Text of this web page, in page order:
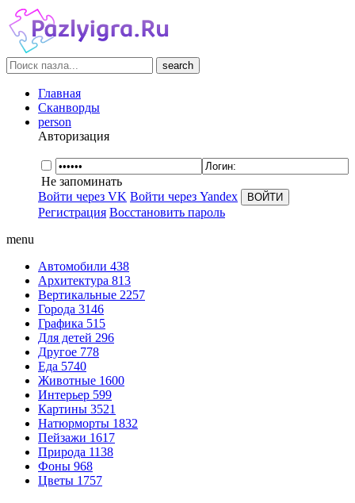
search
Главная
Сканворды
person
Авторизация
Не запоминать
Войти через VK Войти через Yandex
Регистрация Восстановить пароль
menu
Автомобили 438
Архитектура 813
Вертикальные 2257
Города 3146
Графика 515
Для детей 296
Другое 778
Еда 5740
Животные 1600
Интерьер 599
Картины 3521
Натюрморты 1832
Пейзажи 1617
Природа 1138
Фоны 968
Цветы 1757